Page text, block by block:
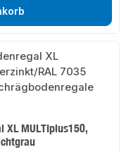
XL MULTIplus150,